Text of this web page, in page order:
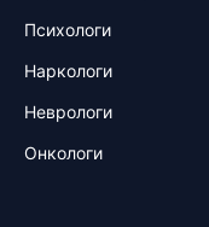
Психологи
Наркологи
Неврологи
Онкологи